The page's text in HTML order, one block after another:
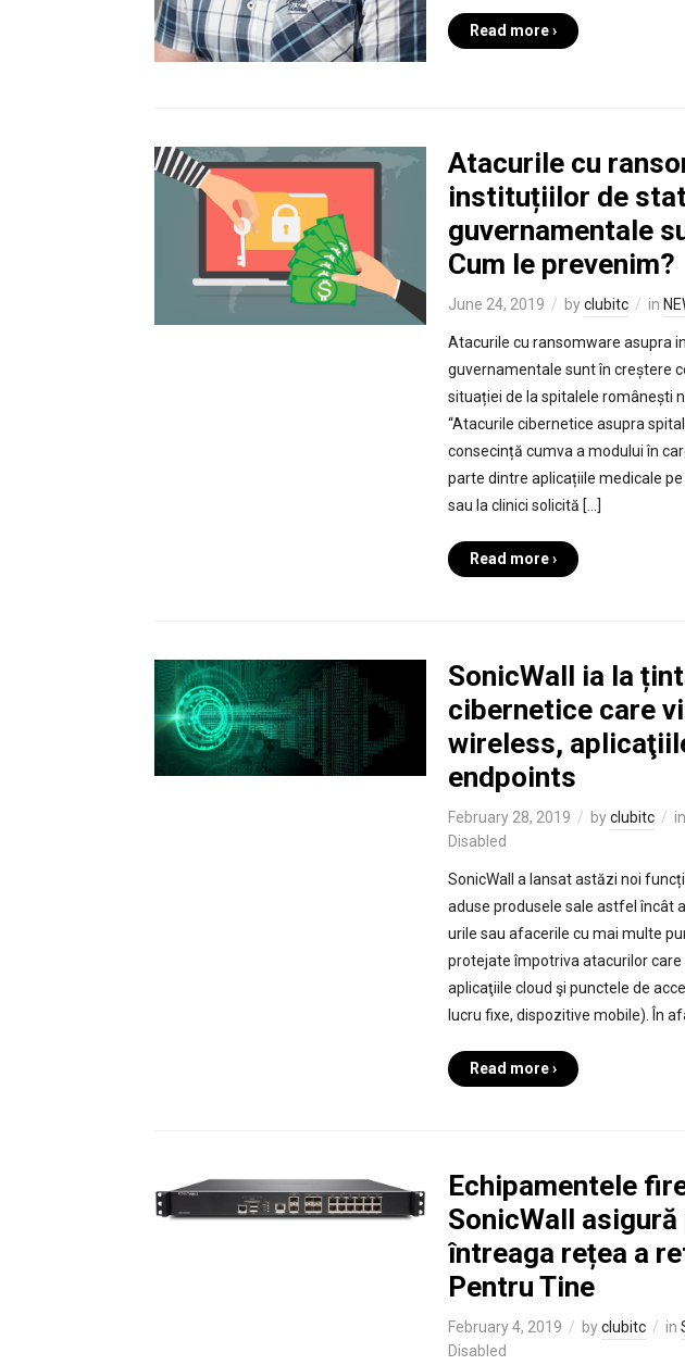
Read more ›
Atacurile cu
instituțiilor de
guvernamentale
Cum le prevenim?
June 24, 2019 byclubitc in
Atacurile cu ransomware asupra
guvernamentale sunt în creștere
situației de la spitalele românești
“Atacurile cibernetice asupra
consecință cumva a modului în
parte dintre aplicațiile medicale
sau la clinici solicită […]
Read more ›
SonicWall ia la
cibernetice care
wireless,
endpoints
February 28, 2019 byclubitc in
Disabled
SonicWall a lansat astăzi noi
aduse produsele sale astfel încât
urile sau afacerile cu mai multe
protejate împotriva atacurilor
aplicaţiile cloud şi punctele de
lucru fixe, dispozitive mobile). În
Read more ›
Echipamentele
SonicWall
întreaga rețea a
Pentru Tine
February 4, 2019 byclubitc in
Disabled